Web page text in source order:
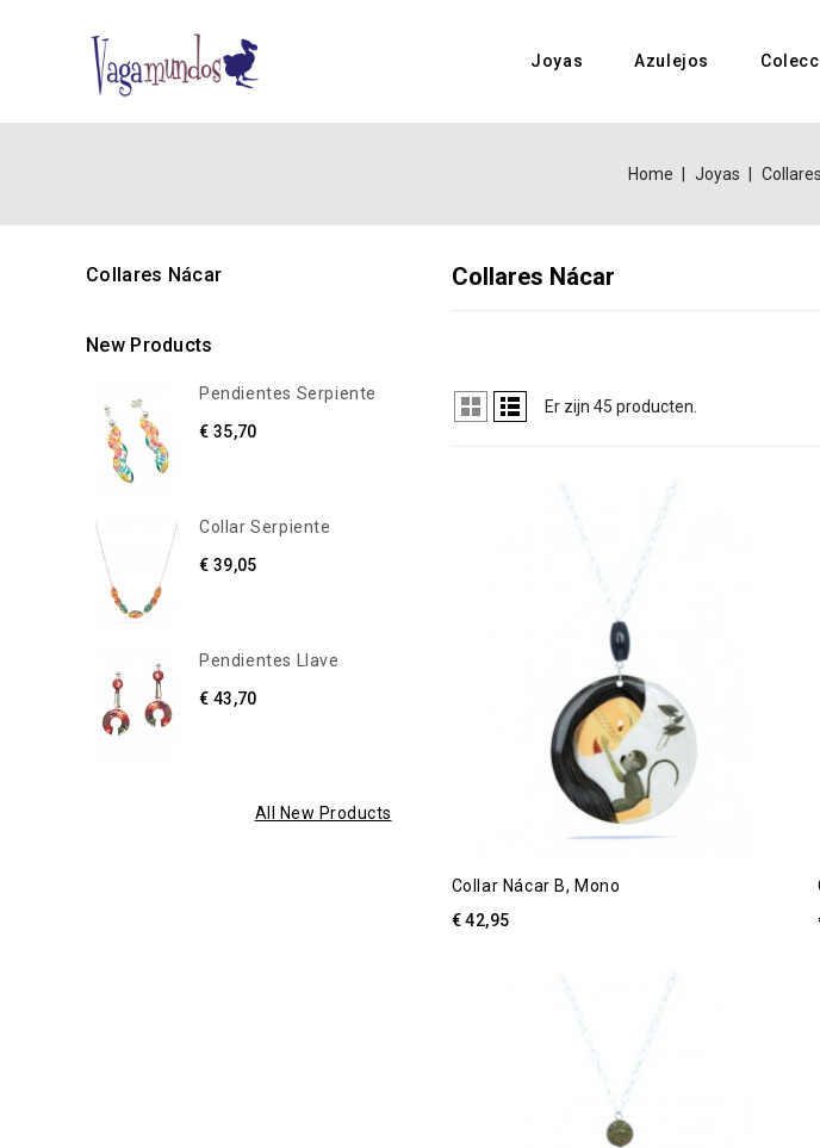
Joyas Azulejos
Home Joyas Collares
Collares Nácar
New Products
Pendientes Serpiente
€ 35,70
Collar Serpiente
€ 39,05
Pendientes Llave
€ 43,70
All New Products
Collares Nácar
Er zijn 45 producten.
Collar Nácar B, Mono
€ 42,95